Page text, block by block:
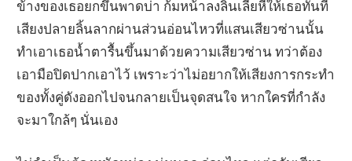
ข้างของเธอยกขึ้นพาดบ่า ก้มหน้าลงลิ้นเลียหีให้เธอทันที
เสียงปลายลิ้นลากผ่านส่วนอ่อนไหวที่แสนเสียวซ่านนั้น
ทำเอาเธอน้ำตารื้นขึ้นมาด้วยความเสียวซ่าน ทว่าต้อง
เอามือปิดปากเอาไว้ เพราะว่าไม่อยากให้เสียงการกระทำ
ของทั้งคู่ดังออกไปจนกลายเป็นจุดสนใจ หากใครที่กำลัง
จะมาใกล้ๆ นั่นเอง